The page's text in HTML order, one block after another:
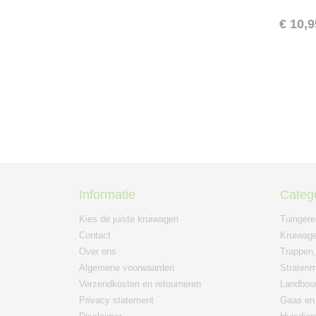
€
Informatie
Kies de juiste kruiwagen
Contact
Over ons
Algemene voorwaarden
Verzendkosten en retourneren
Privacy statement
Gaas